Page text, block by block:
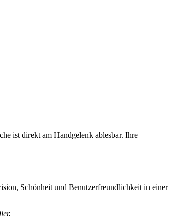
ist direkt am Handgelenk ablesbar. Ihre
Schönheit und Benutzerfreundlichkeit in einer